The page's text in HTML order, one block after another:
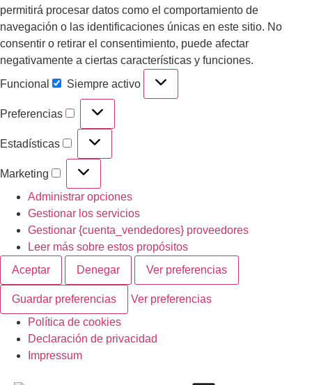
permitirá procesar datos como el comportamiento de
navegación o las identificaciones únicas en este sitio. No
consentir o retirar el consentimiento, puede afectar
negativamente a ciertas características y funciones.
Funcional
Siempre activo
Preferencias
Estadísticas
Marketing
Administrar opciones
Gestionar los servicios
Gestionar {cuenta_vendedores} proveedores
Leer más sobre estos propósitos
Aceptar
Denegar Ver preferencias
Guardar preferencias
Ver preferencias
Política de cookies
Declaración de privacidad
Impressum